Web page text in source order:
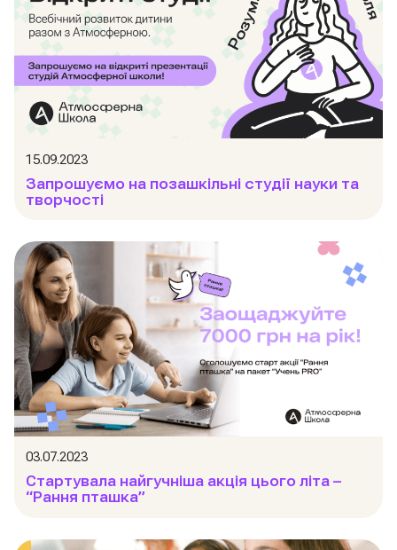
15.09.2023
Запрошуємо на позашкільні студії науки та
творчості
03.07.2023
Стартувала найгучніша акція цього літа –
“Рання пташка”